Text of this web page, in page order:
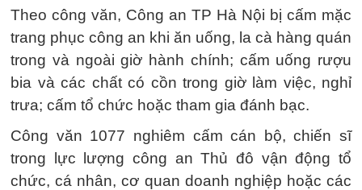
Theo công văn, Công an TP Hà Nội bị cấm mặc
trang phục công an khi ăn uống, la cà hàng quán
trong và ngoài giờ hành chính; cấm uống rượu
bia và các chất có cồn trong giờ làm việc, nghỉ
trưa; cấm tổ chức hoặc tham gia đánh bạc.
Công văn 1077 nghiêm cấm cán bộ, chiến sĩ
trong lực lượng công an Thủ đô vận động tổ
chức, cá nhân, cơ quan doanh nghiệp hoặc các